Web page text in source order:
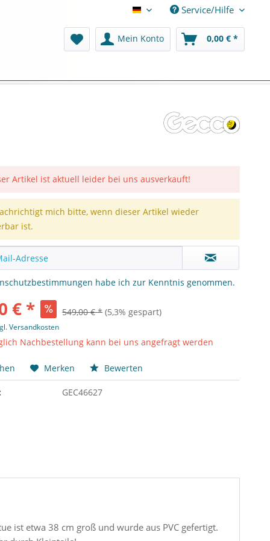
Deutsch Service/Hilfe
Mein Konto 0,00 € *
Artikel ist aktuell leider bei uns ausverkauft!
mich bitte, wenn dieser Artikel wieder
ist.
habe ich zur Kenntnis genommen.
€ * 549,00 € * (5,3% gespart)
Versandkosten
Nachbestellung kann bei uns angefragt werden
Merken Bewerten
GEC46627
ist etwa 38 cm groß und wurde aus PVC gefertigt.